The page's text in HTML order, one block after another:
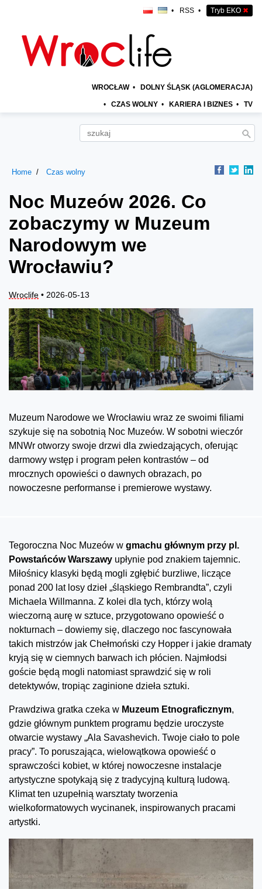
• RSS • Tryb EKO ✖
WROCŁAW • DOLNY ŚLĄSK (AGLOMERACJA)
• CZAS WOLNY • KARIERA I BIZNES • TV
Home Czas wolny
Noc Muzeów 2026. Co
zobaczymy w Muzeum
Narodowym we
Wrocławiu?
Wroclife • 2026-05-13
Muzeum Narodowe we Wrocławiu wraz ze swoimi filiami
szykuje się na sobotnią Noc Muzeów. W sobotni wieczór
MNWr otworzy swoje drzwi dla zwiedzających, oferując
darmowy wstęp i program pełen kontrastów – od
mrocznych opowieści o dawnych obrazach, po
nowoczesne performanse i premierowe wystawy.
Tegoroczna Noc Muzeów w gmachu głównym przy pl.
Powstańców Warszawy upłynie pod znakiem tajemnic.
Miłośnicy klasyki będą mogli zgłębić burzliwe, liczące
ponad 200 lat losy dzieł „śląskiego Rembrandta”, czyli
Michaela Willmanna. Z kolei dla tych, którzy wolą
wieczorną aurę w sztuce, przygotowano opowieść o
nokturnach – dowiemy się, dlaczego noc fascynowała
takich mistrzów jak Chełmoński czy Hopper i jakie dramaty
kryją się w ciemnych barwach ich płócien. Najmłodsi
goście będą mogli natomiast sprawdzić się w roli
detektywów, tropiąc zaginione dzieła sztuki.
Prawdziwa gratka czeka w Muzeum Etnograficznym,
gdzie głównym punktem programu będzie uroczyste
otwarcie wystawy „Ala Savashevich. Twoje ciało to pole
pracy”. To poruszająca, wielowątkowa opowieść o
sprawczości kobiet, w której nowoczesne instalacje
artystyczne spotykają się z tradycyjną kulturą ludową.
Klimat ten uzupełnią warsztaty tworzenia
wielkoformatowych wycinanek, inspirowanych pracami
artystki.